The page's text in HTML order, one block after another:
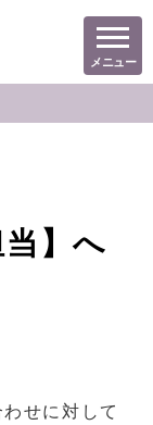
メニュー
当】へ
せに対して